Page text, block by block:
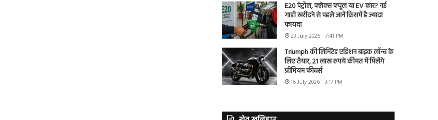
E20 पेट्रोल, फ्लेक्स फ्यूल या EV कार? नई
गाड़ी खरीदने से पहले जानें किसमें है ज्यादा
फायदा
23 July 2026 - 7:41 PM
Triumph की लिमिटेड एडिशन बाइक लॉन्च के
लिए तैयार, 21 लाख रुपये कीमत में मिलेंगे
प्रीमियम फीचर्स
16 July 2026 - 3:17 PM